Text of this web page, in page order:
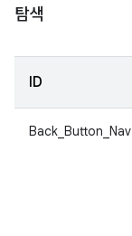
탐색
ID
Back_Button_Nav